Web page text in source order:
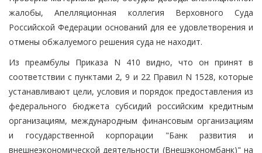
жалобы, Апелляционная коллегия Верховного Суда
Российской Федерации оснований для ее удовлетворения и
отмены обжалуемого решения суда не находит.
Из преамбулы Приказа N 410 видно, что он принят в
соответствии с пунктами 2, 9 и 22 Правил N 1528, которые
устанавливают цели, условия и порядок предоставления из
федерального бюджета субсидий российским кредитным
организациям, международным финансовым организациям
и государственной корпорации "Банк развития и
внешнеэкономической деятельности (Внешэкономбанк)" на